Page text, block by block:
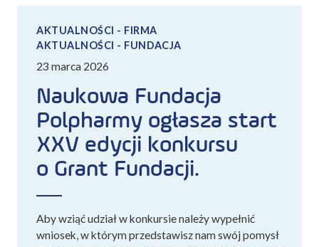
AKTUALNOŚCI - FIRMA
AKTUALNOŚCI - FUNDACJA
Naukowa Fundacja
Polpharmy ogłasza start
XXV edycji konkursu
o Grant Fundacji.
23 marca 2026
Aby wziąć udział w konkursie należy wypełnić
wniosek, w którym przedstawisz nam swój pomysł